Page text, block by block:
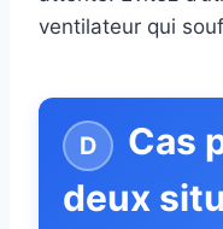
ventilateur qui
Cas
deux